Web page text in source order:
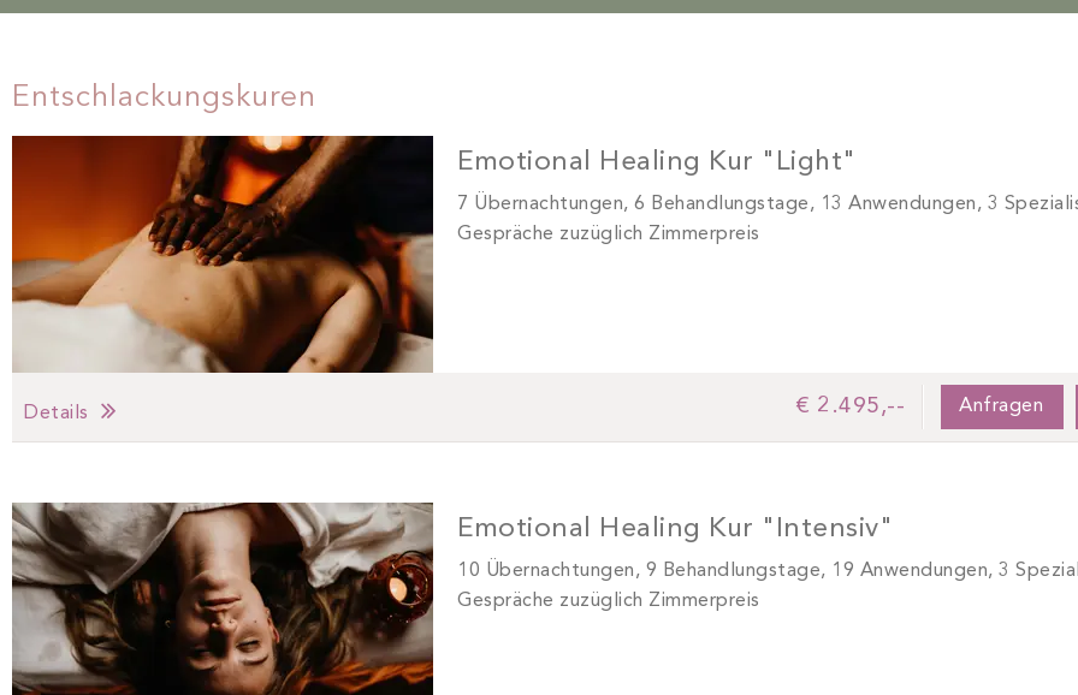
Entschlackungskuren
Emotional Healing Kur "Light"
7 Übernachtungen, 6 Behandlungstage, 13 Anwendungen, 3
Gespräche zuzüglich Zimmerpreis
€ 2.495,-- Anfragen
Details
Emotional Healing Kur "Intensiv"
10 Übernachtungen, 9 Behandlungstage, 19 Anwendungen, 3
Gespräche zuzüglich Zimmerpreis